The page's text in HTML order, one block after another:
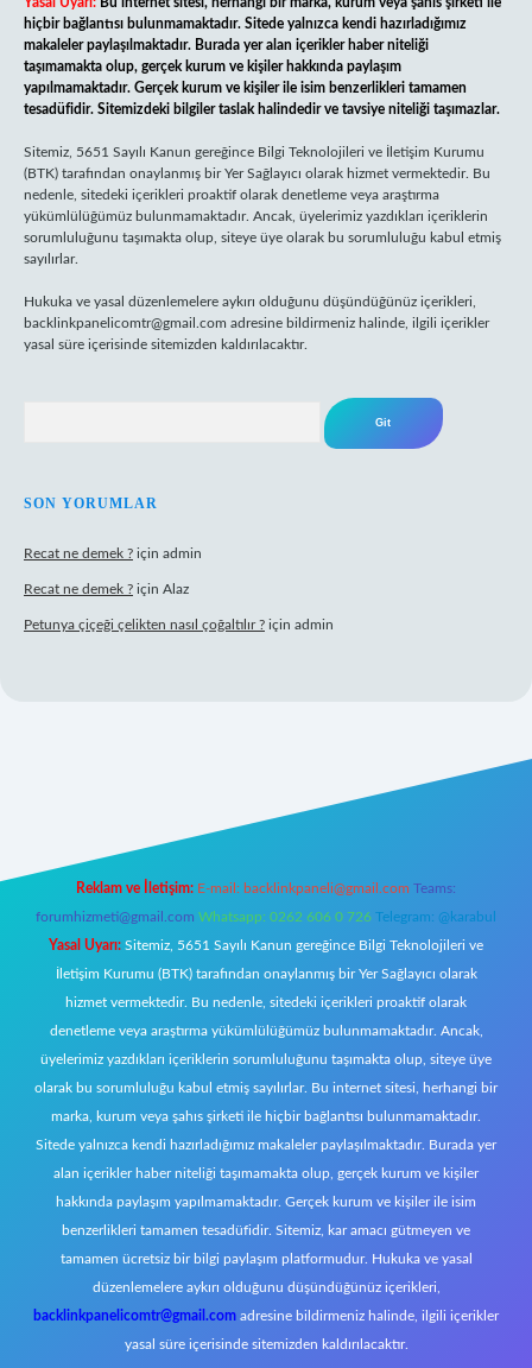
hiçbir bağlantısı bulunmamaktadır. Sitede yalnızca kendi hazırladığımız
makaleler paylaşılmaktadır. Burada yer alan içerikler haber niteliği
taşımamakta olup, gerçek kurum ve kişiler hakkında paylaşım
yapılmamaktadır. Gerçek kurum ve kişiler ile isim benzerlikleri tamamen
tesadüfidir. Sitemizdeki bilgiler taslak halindedir ve tavsiye niteliği taşımazlar.
Sitemiz, 5651 Sayılı Kanun gereğince Bilgi Teknolojileri ve İletişim Kurumu
(BTK) tarafından onaylanmış bir Yer Sağlayıcı olarak hizmet vermektedir. Bu
nedenle, sitedeki içerikleri proaktif olarak denetleme veya araştırma
yükümlülüğümüz bulunmamaktadır. Ancak, üyelerimiz yazdıkları içeriklerin
sorumluluğunu taşımakta olup, siteye üye olarak bu sorumluluğu kabul etmiş
sayılırlar.
Hukuka ve yasal düzenlemelere aykırı olduğunu düşündüğünüz içerikleri,
backlinkpanelicomtr@gmail.com adresine bildirmeniz halinde, ilgili içerikler
yasal süre içerisinde sitemizden kaldırılacaktır.
SON YORUMLAR
Recat ne demek ? için admin
Recat ne demek ? için Alaz
Petunya çiçeği çelikten nasıl çoğaltılır ? için admin
Reklam ve İletişim: E-mail: backlinkpaneli@gmail.com Teams:
forumhizmeti@gmail.com Whatsapp: 0262 606 0 726 Telegram: @karabul
Yasal Uyarı: Sitemiz, 5651 Sayılı Kanun gereğince Bilgi Teknolojileri ve
İletişim Kurumu (BTK) tarafından onaylanmış bir Yer Sağlayıcı olarak
hizmet vermektedir. Bu nedenle, sitedeki içerikleri proaktif olarak
denetleme veya araştırma yükümlülüğümüz bulunmamaktadır. Ancak,
üyelerimiz yazdıkları içeriklerin sorumluluğunu taşımakta olup, siteye üye
olarak bu sorumluluğu kabul etmiş sayılırlar. Bu internet sitesi, herhangi bir
marka, kurum veya şahıs şirketi ile hiçbir bağlantısı bulunmamaktadır.
Sitede yalnızca kendi hazırladığımız makaleler paylaşılmaktadır. Burada yer
alan içerikler haber niteliği taşımamakta olup, gerçek kurum ve kişiler
hakkında paylaşım yapılmamaktadır. Gerçek kurum ve kişiler ile isim
benzerlikleri tamamen tesadüfidir. Sitemiz, kar amacı gütmeyen ve
tamamen ücretsiz bir bilgi paylaşım platformudur. Hukuka ve yasal
düzenlemelere aykırı olduğunu düşündüğünüz içerikleri,
backlinkpanelicomtr@gmail.com adresine bildirmeniz halinde, ilgili içerikler
yasal süre içerisinde sitemizden kaldırılacaktır.